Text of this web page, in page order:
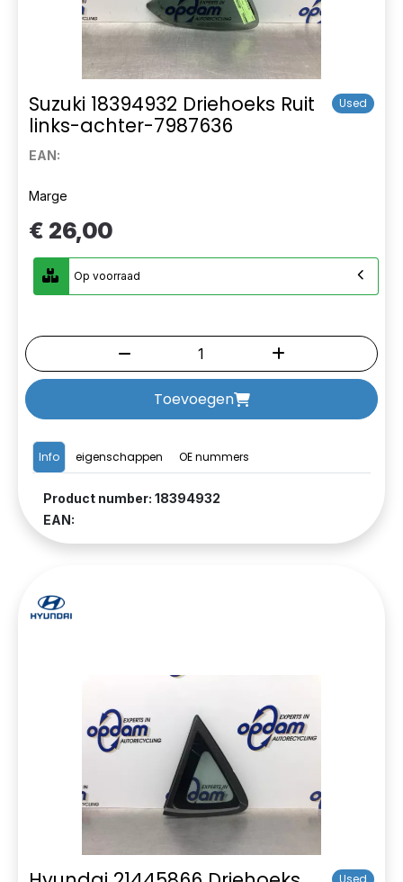
Suzuki 18394932 Driehoeks Ruit
links-achter-7987636
Used
EAN:
Info eigenschappen OE nummers
Product number: 18394932
EAN:
Marge
€ 26,00
Op voorraad
Toevoegen